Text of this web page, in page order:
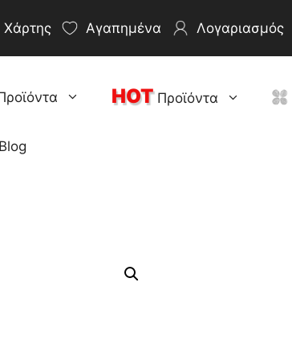
Χάρτης Αγαπημένα Λογαριασμός
HOTΠροϊόντα
Blog